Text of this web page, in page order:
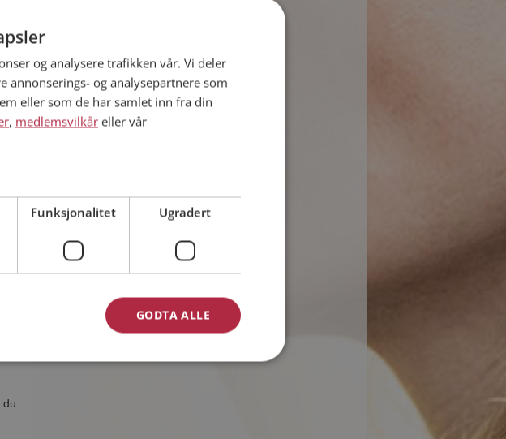
er
du
og analysere trafikken vår. Vi deler
og analysepartnere som
eller som de har samlet inn fra din
, medlemsvilkår eller vår
Funksjonalitet Ugradert
GODTA ALLE